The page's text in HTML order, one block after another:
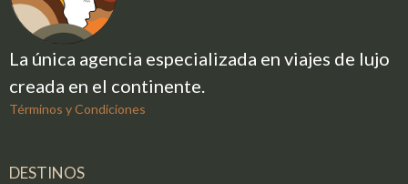
La única agencia especializada en viajes de lujo
creada en el continente.
Términos y Condiciones
DESTINOS